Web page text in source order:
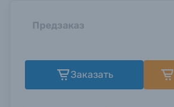
Предзаказ
Заказать